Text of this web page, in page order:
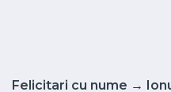
Felicitari cu nume →